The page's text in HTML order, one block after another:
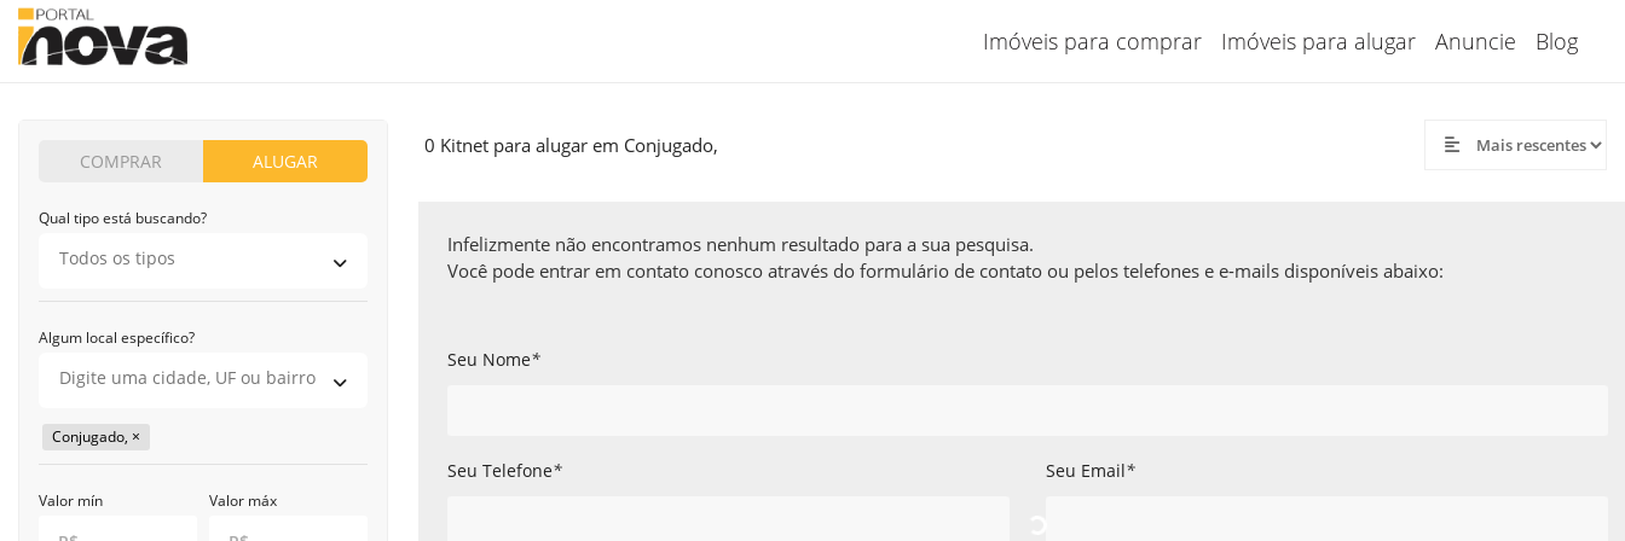
Imóveis para comprar Imóveis para alugar Anuncie Blog
COMPRAR ALUGAR
Qual tipo está buscando?
Algum local específico?
Conjugado, ×
Valor mín Valor máx
0 Kitnet para alugar em Conjugado,
Infelizmente não encontramos nenhum resultado para a sua pesquisa.
Você pode entrar em contato conosco através do formulário de contato ou pelos telefones e e-mails disponíveis abaixo:
Seu Nome*
Seu Telefone* Seu Email*